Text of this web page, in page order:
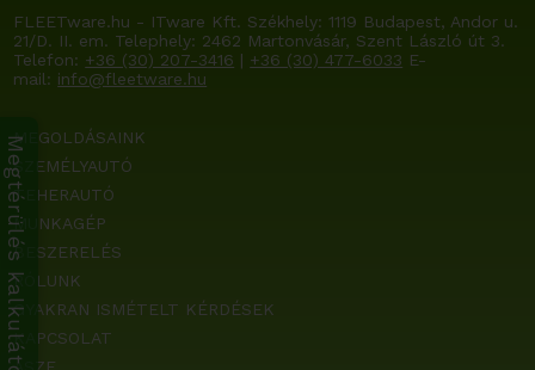
Megtérülés kalkulátor
FLEETware.hu - ITware Kft. Székhely: 1119 Budapest, Andor u.
21/D. II. em. Telephely: 2462 Martonvásár, Szent László út 3.
Telefon: +36 (30) 207-3416 | +36 (30) 477-6033 E-
mail: info@fleetware.hu
MEGOLDÁSAINK
SZEMÉLYAUTÓ
TEHERAUTÓ
MUNKAGÉP
BESZERELÉS
RÓLUNK
GYAKRAN ISMÉTELT KÉRDÉSEK
KAPCSOLAT